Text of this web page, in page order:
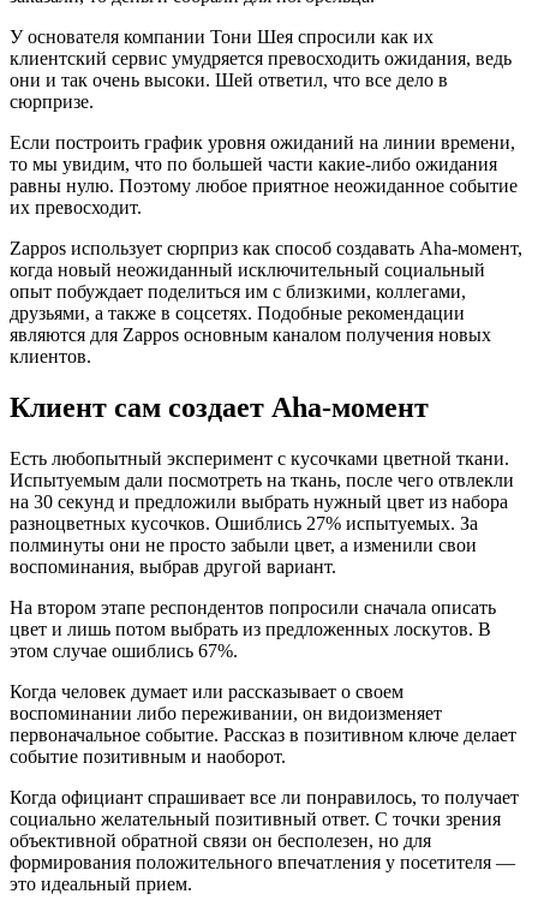
У основателя компании Тони Шея спросили как их
клиентский сервис умудряется превосходить ожидания, ведь
они и так очень высоки. Шей ответил, что все дело в
сюрпризе.
Если построить график уровня ожиданий на линии времени,
то мы увидим, что по большей части какие-либо ожидания
равны нулю. Поэтому любое приятное неожиданное событие
их превосходит.
Zappos использует сюрприз как способ создавать Aha-момент,
когда новый неожиданный исключительный социальный
опыт побуждает поделиться им с близкими, коллегами,
друзьями, а также в соцсетях. Подобные рекомендации
являются для Zappos основным каналом получения новых
клиентов.
Клиент сам создает Aha-момент
Есть любопытный эксперимент с кусочками цветной ткани.
Испытуемым дали посмотреть на ткань, после чего отвлекли
на 30 секунд и предложили выбрать нужный цвет из набора
разноцветных кусочков. Ошиблись 27% испытуемых. За
полминуты они не просто забыли цвет, а изменили свои
воспоминания, выбрав другой вариант.
На втором этапе респондентов попросили сначала описать
цвет и лишь потом выбрать из предложенных лоскутов. В
этом случае ошиблись 67%.
Когда человек думает или рассказывает о своем
воспоминании либо переживании, он видоизменяет
первоначальное событие. Рассказ в позитивном ключе делает
событие позитивным и наоборот.
Когда официант спрашивает все ли понравилось, то получает
социально желательный позитивный ответ. С точки зрения
объективной обратной связи он бесполезен, но для
формирования положительного впечатления у посетителя —
это идеальный прием.